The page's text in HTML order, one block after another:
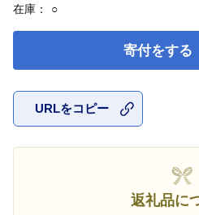
在庫： ○
寄付をする
URLをコピー
返礼品に